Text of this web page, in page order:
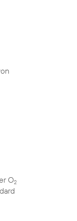
O2